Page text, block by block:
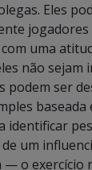
Eles
uma
não sejam
podem ser
baseada
identificar
um
o exercício